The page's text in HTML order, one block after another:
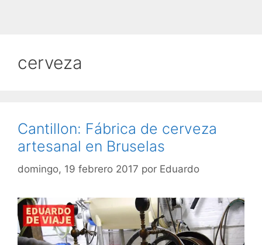
cerveza
Cantillon: Fábrica de cerveza
artesanal en Bruselas
domingo, 19 febrero 2017 por Eduardo